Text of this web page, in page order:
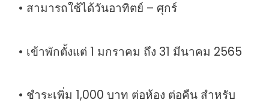
• สามารถใช้ได้วันอาทิตย์ – ศุกร์
• เข้าพักตั้งแต่ 1 มกราคม ถึง 31 มีนาคม 2565
• ชำระเพิ่ม 1,000 บาท ต่อห้อง ต่อคืน สำหรับ